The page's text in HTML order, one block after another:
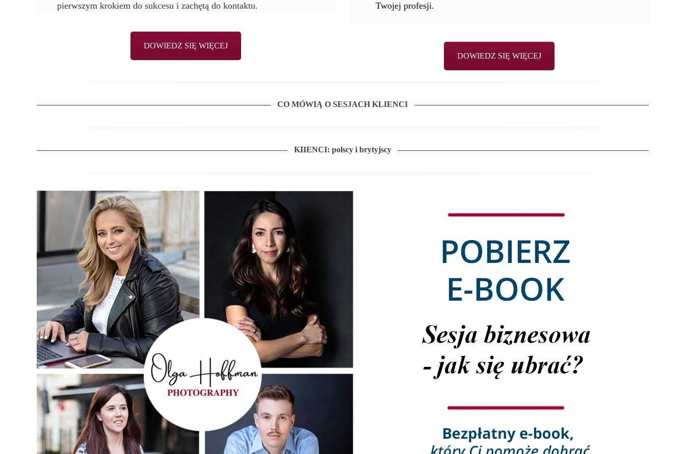
pierwszym krokiem do sukcesu i zachętą do kontaktu.
DOWIEDZ SIĘ WIĘCEJ
Twojej profesji.
DOWIEDZ SIĘ WIĘCEJ
CO MÓWIĄ O SESJACH KLIENCI
KIIENCI: polscy i brytyjscy